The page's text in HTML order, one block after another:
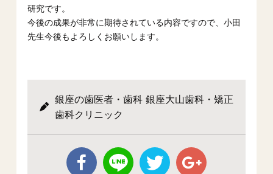
研究です。
今後の成果が非常に期待されている内容ですので、小田
先生今後もよろしくお願いします。
銀座の歯医者・歯科 銀座大山歯科・矯正
歯科クリニック